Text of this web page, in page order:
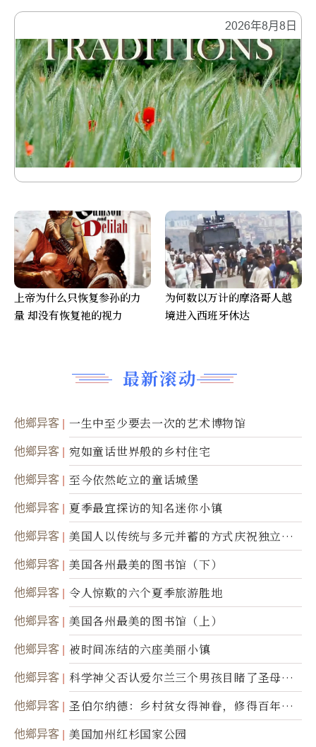
2026年8月8日
最新滚动
他鄉异客 一生中至少要去一次的艺术博物馆
他鄉异客 宛如童话世界般的乡村住宅
他鄉异客 至今依然屹立的童话城堡
他鄉异客 夏季最宜探访的知名迷你小镇
他鄉异客
美国人以传统与多元并蓄的方式庆祝独立日2
50周年
他鄉异客 美国各州最美的图书馆（下）
他鄉异客 令人惊歎的六个夏季旅游胜地
他鄉异客 美国各州最美的图书馆（上）
他鄉异客 被时间冻结的六座美丽小镇
他鄉异客
科学神父否认爱尔兰三个男孩目睹了圣母显
灵
他鄉异客
圣伯尔纳德：乡村贫女得神眷，修得百年不
腐身
他鄉异客 美国加州红杉国家公园
上帝为什么只恢复参孙的力
量 却没有恢复祂的视力
为何数以万计的摩洛哥人越
境进入西班牙休达